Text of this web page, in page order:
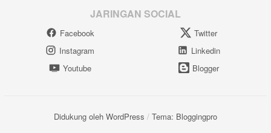
JARINGAN SOCIAL
Facebook
Twitter
Instagram
Linkedin
Youtube
Blogger
Didukung oleh WordPress / Tema: Bloggingpro